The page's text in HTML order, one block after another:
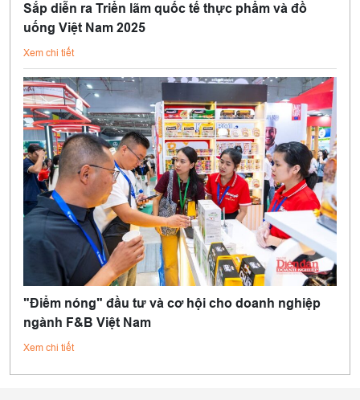
Sắp diễn ra Triển lãm quốc tế thực phẩm và đồ
uống Việt Nam 2025
Xem chi tiết
"Điểm nóng" đầu tư và cơ hội cho doanh nghiệp
ngành F&B Việt Nam
Xem chi tiết